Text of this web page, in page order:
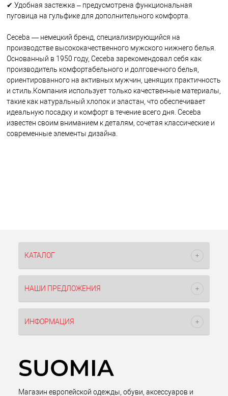
✔ Удобная застежка – предусмотрена функциональная
пуговица на гульфике для дополнительного комфорта.
Ceceba — немецкий бренд, специализирующийся на
производстве высококачественного мужского нижнего белья.
Основанный в 1950 году, Ceceba зарекомендовал себя как
производитель комфортабельного и долговечного белья,
ориентированного на активных мужчин, ценящих практичность
и стиль.Компания использует только качественные материалы,
такие как натуральный хлопок и эластан, что обеспечивает
идеальную посадку и комфорт в течение всего дня. Ceceba
известен своим вниманием к деталям, сочетая классические и
современные элементы дизайна.
КАТАЛОГ
НАШИ ПРЕДЛОЖЕНИЯ
ИНФОРМАЦИЯ
Магазин европейской одежды, обуви, аксессуаров и